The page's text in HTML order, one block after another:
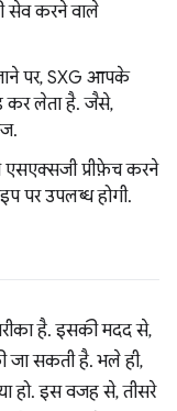
सेव करने वाले
पर, SXG आपके
कर लेता है. जैसे,
प्रीफ़ेच करने
पर उपलब्ध होगी.
है. इसकी मदद से,
जा सकती है. भले ही,
हो. इस वजह से, तीसरे